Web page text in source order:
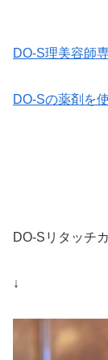
DO-S理美容師
DO-Sの薬剤を
DO-Sリタッチ
↓